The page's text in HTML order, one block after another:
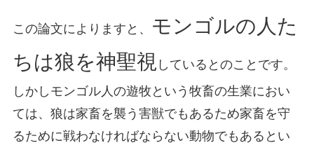
この論文によりますと、
モンゴルの人た
ちは狼を神聖視 しているとのことです。
しかしモンゴル人の遊牧という牧畜の生業におい
ては、狼は家畜を襲う害獣でもあるため家畜を守
るために戦わなければならない動物でもあるとい